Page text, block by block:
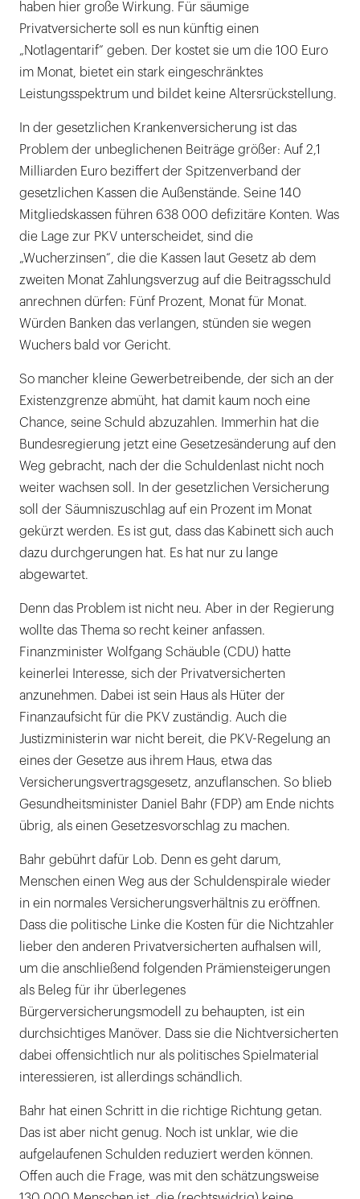
haben hier große Wirkung. Für säumige
Privatversicherte soll es nun künftig einen
„Notlagentarif“ geben. Der kostet sie um die 100 Euro
im Monat, bietet ein stark eingeschränktes
Leistungsspektrum und bildet keine Altersrückstellung.
In der gesetzlichen Krankenversicherung ist das
Problem der unbeglichenen Beiträge größer: Auf 2,1
Milliarden Euro beziffert der Spitzenverband der
gesetzlichen Kassen die Außenstände. Seine 140
Mitgliedskassen führen 638 000 defizitäre Konten. Was
die Lage zur PKV unterscheidet, sind die
„Wucherzinsen“, die die Kassen laut Gesetz ab dem
zweiten Monat Zahlungsverzug auf die Beitragsschuld
anrechnen dürfen: Fünf Prozent, Monat für Monat.
Würden Banken das verlangen, stünden sie wegen
Wuchers bald vor Gericht.
So mancher kleine Gewerbetreibende, der sich an der
Existenzgrenze abmüht, hat damit kaum noch eine
Chance, seine Schuld abzuzahlen. Immerhin hat die
Bundesregierung jetzt eine Gesetzesänderung auf den
Weg gebracht, nach der die Schuldenlast nicht noch
weiter wachsen soll. In der gesetzlichen Versicherung
soll der Säumniszuschlag auf ein Prozent im Monat
gekürzt werden. Es ist gut, dass das Kabinett sich auch
dazu durchgerungen hat. Es hat nur zu lange
abgewartet.
Denn das Problem ist nicht neu. Aber in der Regierung
wollte das Thema so recht keiner anfassen.
Finanzminister Wolfgang Schäuble (CDU) hatte
keinerlei Interesse, sich der Privatversicherten
anzunehmen. Dabei ist sein Haus als Hüter der
Finanzaufsicht für die PKV zuständig. Auch die
Justizministerin war nicht bereit, die PKV-Regelung an
eines der Gesetze aus ihrem Haus, etwa das
Versicherungsvertragsgesetz, anzuflanschen. So blieb
Gesundheitsminister Daniel Bahr (FDP) am Ende nichts
übrig, als einen Gesetzesvorschlag zu machen.
Bahr gebührt dafür Lob. Denn es geht darum,
Menschen einen Weg aus der Schuldenspirale wieder
in ein normales Versicherungsverhältnis zu eröffnen.
Dass die politische Linke die Kosten für die Nichtzahler
lieber den anderen Privatversicherten aufhalsen will,
um die anschließend folgenden Prämiensteigerungen
als Beleg für ihr überlegenes
Bürgerversicherungsmodell zu behaupten, ist ein
durchsichtiges Manöver. Dass sie die Nichtversicherten
dabei offensichtlich nur als politisches Spielmaterial
interessieren, ist allerdings schändlich.
Bahr hat einen Schritt in die richtige Richtung getan.
Das ist aber nicht genug. Noch ist unklar, wie die
aufgelaufenen Schulden reduziert werden können.
Offen auch die Frage, was mit den schätzungsweise